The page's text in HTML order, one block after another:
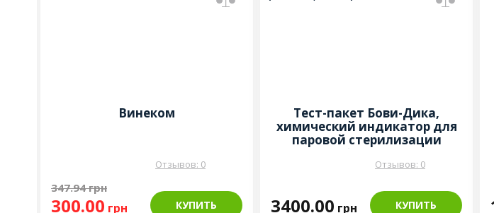
Винеком
Отзывов: 0
347.94грн
300.00 грн КУПИТЬ
Тест-пакет Бови-Дика,
химический индикатор для
паровой стерилизации
Отзывов: 0
3400.00 грн КУПИТЬ